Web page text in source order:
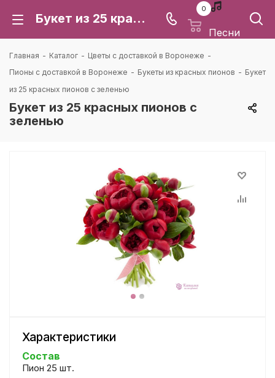
Букет из 25 красных пионов с зеленью: цена и доставка в Воронеже | Каталея
0
Песни
Главная - Каталог - Цветы с доставкой в Воронеже -
Пионы с доставкой в Воронеже - Букеты из красных пионов - Букет
из 25 красных пионов с зеленью
Букет из 25 красных пионов с
зеленью
Характеристики
Состав
Пион 25 шт.